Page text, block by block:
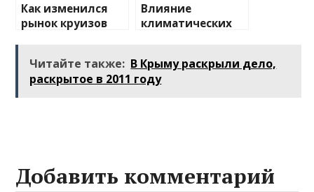
Как изменился
рынок круизов
Влияние
климатических
направления
Читайте также: В Крыму раскрыли дело,
раскрытое в 2011 году
Добавить комментарий